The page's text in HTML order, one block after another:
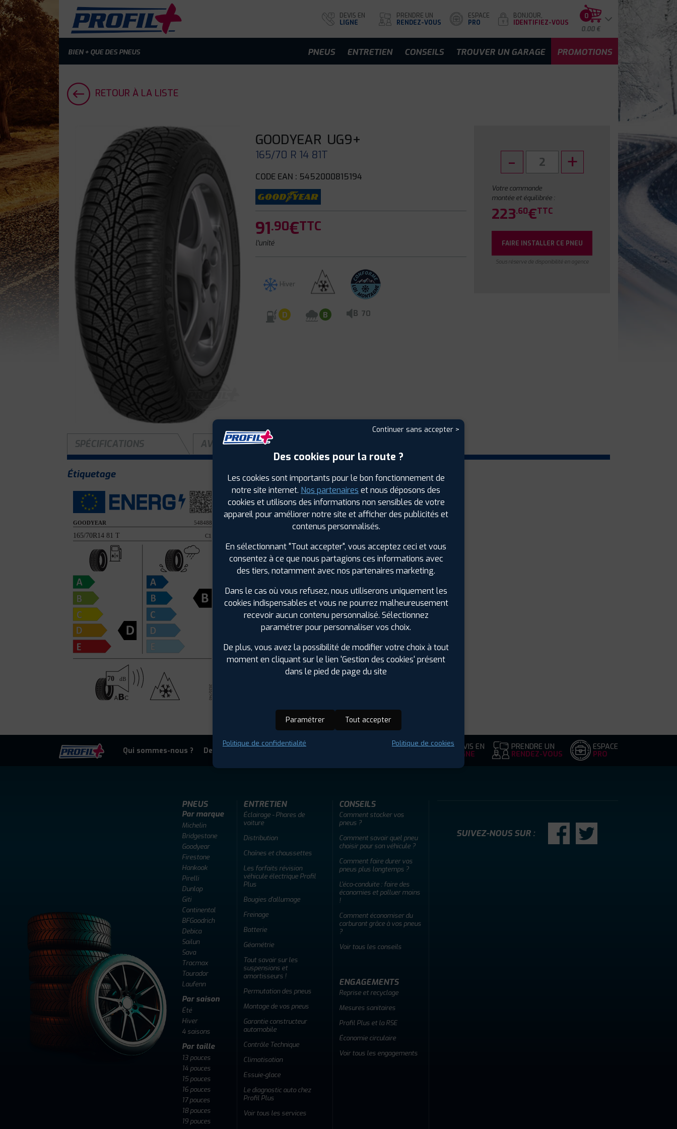
BIEN + QUE DES PNEUS
DEVIS EN
LIGNE
PRENDRE UN
RENDEZ-VOUS
ESPACE
PRO
BONJOUR,
IDENTIFIEZ-VOUS
0
0.00 €
PNEUS ENTRETIEN CONSEILS TROUVER UN GARAGE PROMOTIONS
RETOUR À LA LISTE
GOODYEAR UG9+
165/70 R 14 81T
CODE EAN : 5452000815194
91.90€TTC
l'unité
Hiver
D B B 70
Votre commande
montée et équilibrée :
223.60€TTC
FAIRE INSTALLER CE PNEU
Sous réserve de disponibilité en agence
SPÉCIFICATIONS AVIS CLIENTS
Étiquetage
Saison : Hiver
Runflat :Non
Largeur :165
Charge :81
Vitesse :T
Bruit de roulement externe :70
Résistance au roulement :D
Adhérence sur sol mouillé :B
Code EAN :5452000815194
Qui sommes-nous ? Devenir adherent DEVIS EN
LIGNE
PRENDRE UN
RENDEZ-VOUS
ESPACE
PRO
PNEUS
Par marque
Michelin
Bridgestone
Goodyear
Firestone
Hankook
Pirelli
Dunlop
Giti
Continental
BFGoodrich
Debica
Sailun
Sava
Tracmax
Tourador
Laufenn
Par saison
Été
Hiver
4 saisons
Par taille
13 pouces
14 pouces
15 pouces
16 pouces
17 pouces
18 pouces
19 pouces
ENTRETIEN
Éclairage - Phares de
voiture
Distribution
Chaînes et chaussettes
Les forfaits révision
véhicule électrique Profil
Plus
Bougies d'allumage
Freinage
Batterie
Géométrie
Tout savoir sur les
suspensions et
amortisseurs !
Permutation des pneus
Montage de vos pneus
Garantie constructeur
automobile
Contrôle Technique
Climatisation
Essuie-glace
Le diagnostic auto chez
Profil Plus
Voir tous les services
CONSEILS
Comment stocker vos
pneus ?
Comment savoir quel pneu
choisir pour son véhicule ?
Comment faire durer vos
pneus plus longtemps ?
L'éco-conduite : faire des
économies et polluer moins
!
Comment économiser du
carburant grâce à vos pneus
?
Voir tous les conseils
ENGAGEMENTS
Reprise et recyclage
Mesures sanitaires
Profil Plus et la RSE
Économie circulaire
Voir tous les engagements
SUIVEZ-NOUS SUR :
Continuer sans accepter >
Des cookies pour la route ?
Les cookies sont importants pour le bon fonctionnement de
notre site internet. Nos partenaires et nous déposons des
cookies et utilisons des informations non sensibles de votre
appareil pour améliorer notre site et afficher des publicités et
contenus personnalisés.
En sélectionnant "Tout accepter", vous acceptez ceci et vous
consentez à ce que nous partagions ces informations avec
des tiers, notamment avec nos partenaires marketing.
Dans le cas où vous refusez, nous utiliserons uniquement les
cookies indispensables et vous ne pourrez malheureusement
recevoir aucun contenu personnalisé. Sélectionnez
paramétrer pour personnaliser vos choix.
De plus, vous avez la possibilité de modifier votre choix à tout
moment en cliquant sur le lien 'Gestion des cookies' présent
dans le pied de page du site
Paramétrer Tout accepter
Politique de confidentialité Politique de cookies